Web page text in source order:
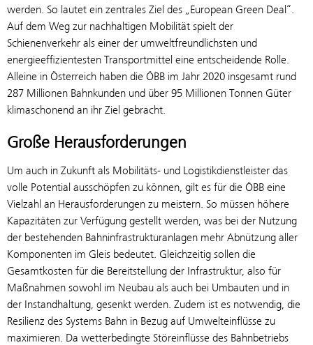
werden. So lautet ein zentrales Ziel des „European Green Deal“.
Auf dem Weg zur nachhaltigen Mobilität spielt der
Schienenverkehr als einer der umweltfreundlichsten und
energieeffizientesten Transportmittel eine entscheidende Rolle.
Alleine in Österreich haben die ÖBB im Jahr 2020 insgesamt rund
287 Millionen Bahnkunden und über 95 Millionen Tonnen Güter
klimaschonend an ihr Ziel gebracht.
Große Herausforderungen
Um auch in Zukunft als Mobilitäts- und Logistikdienstleister das
volle Potential ausschöpfen zu können, gilt es für die ÖBB eine
Vielzahl an Herausforderungen zu meistern. So müssen höhere
Kapazitäten zur Verfügung gestellt werden, was bei der Nutzung
der bestehenden Bahninfrastrukturanlagen mehr Abnützung aller
Komponenten im Gleis bedeutet. Gleichzeitig sollen die
Gesamtkosten für die Bereitstellung der Infrastruktur, also für
Maßnahmen sowohl im Neubau als auch bei Umbauten und in
der Instandhaltung, gesenkt werden. Zudem ist es notwendig, die
Resilienz des Systems Bahn in Bezug auf Umwelteinflüsse zu
maximieren. Da wetterbedingte Störeinflüsse des Bahnbetriebs